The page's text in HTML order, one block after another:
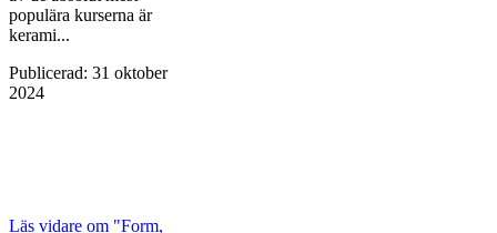
populära kurserna är
kerami...
Publicerad: 31 oktober
2024
Läs vidare om "Form,